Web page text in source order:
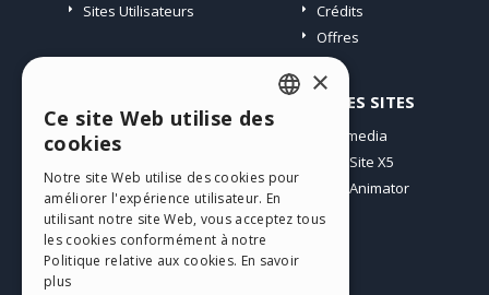
Sites Utilisateurs
Crédits
Offres
Mes Messages
Télécharger
Espace Web
Mes Crédits
AUTRES SITES
Incomedia
WebSite X5
WebAnimator
ENGLISH
GERMAN
SPANISH
×
Ce site Web utilise des
cookies
Notre site Web utilise des cookies pour
améliorer l'expérience utilisateur. En
utilisant notre site Web, vous acceptez tous
les cookies conformément à notre
Politique relative aux cookies. En savoir
plus